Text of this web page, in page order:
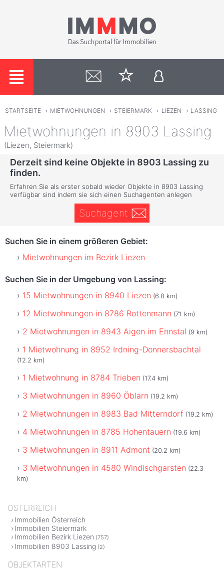
STARTSEITE › MIETWOHNUNGEN › STEIERMARK › LIEZEN › LASSING
Mietwohnungen in 8903 Lassing
(Liezen, Steiermark)
Derzeit sind keine Objekte in 8903 Lassing zu
finden.
Erfahren Sie als erster sobald wieder Objekte in 8903 Lassing
verfügbar sind indem sie sich einen Suchagenten anlegen
Suchagent
Suchen Sie in einem größeren Gebiet:
Mietwohnungen im Bezirk Liezen
Suchen Sie in der Umgebung von Lassing:
15 Mietwohnungen in 8940 Liezen (6.8 km)
12 Mietwohnungen in 8786 Rottenmann (7.1 km)
2 Mietwohnungen in 8943 Aigen im Ennstal (9 km)
1 Mietwohnung in 8952 Irdning-Donnersbachtal
(12.2 km)
1 Mietwohnung in 8784 Trieben (17.4 km)
3 Mietwohnungen in 8960 Öblarn (19.2 km)
2 Mietwohnungen in 8983 Bad Mitterndorf (19.2 km)
4 Mietwohnungen in 8785 Hohentauern (19.6 km)
3 Mietwohnungen in 8911 Admont (20.2 km)
3 Mietwohnungen in 4580 Windischgarsten (22.3
km)
ÖSTERREICH
Immobilien Österreich
Immobilien Steiermark
Immobilien Bezirk Liezen (757)
Immobilien 8903 Lassing (2)
OBJEKTARTEN